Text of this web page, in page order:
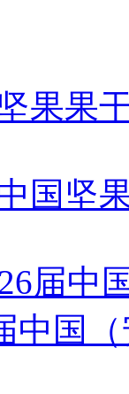
果果
国坚
届中
中国